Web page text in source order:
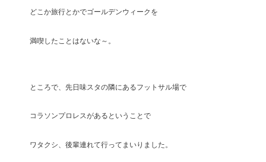
どこか旅行とかでゴールデンウィークを
満喫したことはないな～。
ところで、先日味スタの隣にあるフットサル場で
コラソンプロレスがあるということで
ワタクシ、後輩連れて行ってまいりました。